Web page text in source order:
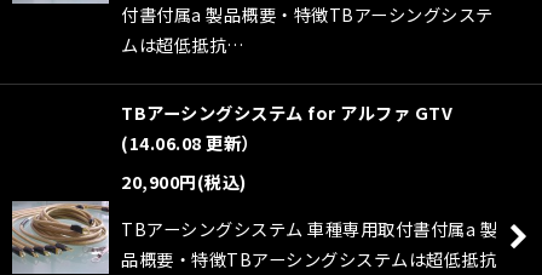
付書付属a 製品概要・特徴TBアーシングシステ
ムは超低抵抗…
TBアーシングシステム for アルファ GTV
(14.06.08 更新）
20,900円(税込)
TBアーシングシステム 車種専用取付書付属a 製
品概要・特徴TBアーシングシステムは超低抵抗